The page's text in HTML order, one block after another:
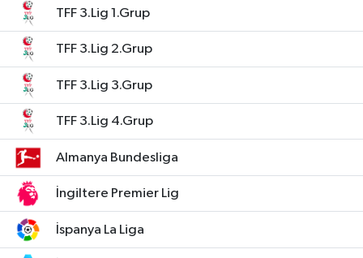
TFF 3.Lig 1.Grup
TFF 3.Lig 2.Grup
TFF 3.Lig 3.Grup
TFF 3.Lig 4.Grup
Almanya Bundesliga
İngiltere Premier Lig
İspanya La Liga